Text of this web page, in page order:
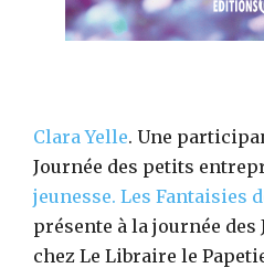
Clara Yelle. Une
Journée des petits
jeunesse. Les Fantaisies
présente à la journée
chez Le Libraire le